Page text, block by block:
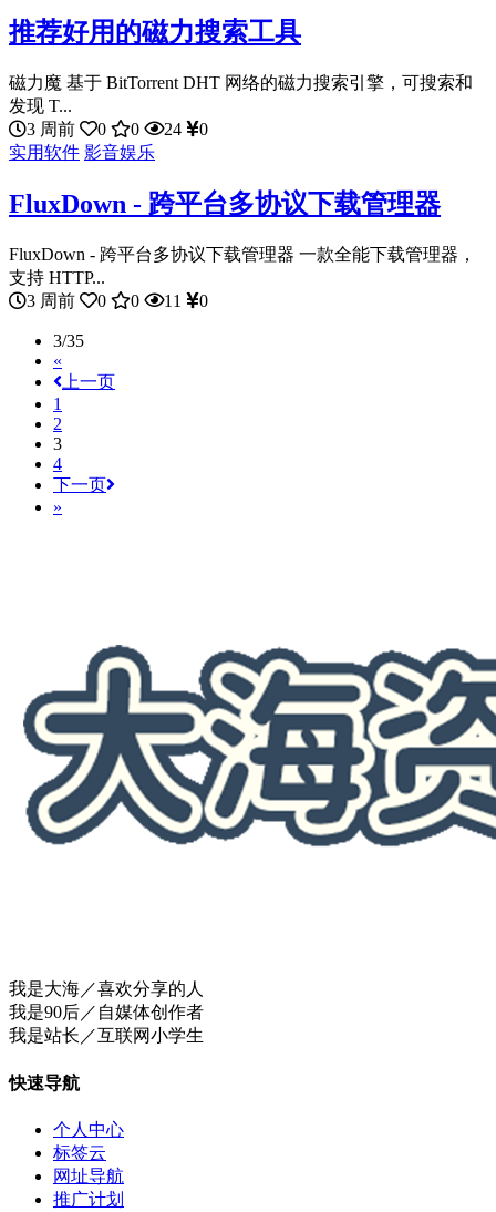
推荐好用的磁力搜索工具
磁力魔 基于 BitTorrent DHT 网络的磁力搜索引擎，可搜索和
发现 T...
3 周前
0 0 24
0
实用软件 影音娱乐
FluxDown - 跨平台多协议下载管理器
FluxDown - 跨平台多协议下载管理器 一款全能下载管理器，
支持 HTTP...
3 周前
0 0 11 0
3/35
«
上一页
1
2
3
4
下一页
»
我是大海／喜欢分享的人
我是90后／自媒体创作者
我是站长／互联网小学生
快速导航
个人中心
标签云
网址导航
推广计划